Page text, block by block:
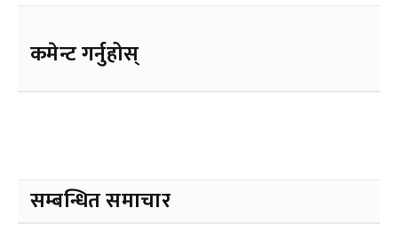
कमेन्ट गर्नुहोस्
सम्बन्धित समाचार